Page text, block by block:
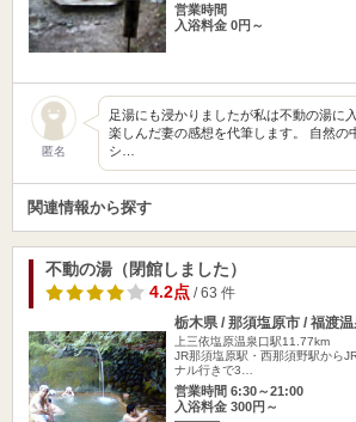
営業時間
入浴料金 0円～
匿名
足湯にも浸かりましたが私は不動の湯に
楽しんだ妻の感想を代筆します。 自然の
シ…
関連情報から探す
不動の湯（閉館しました）
4.2点/ 63 件
栃木県 / 那須塩原市 / 福渡温
上三依塩原温泉口駅11.77km
JR那須塩原駅・西那須野駅から
ナル行きで3…
営業時間 6:30～21:00
入浴料金 300円～